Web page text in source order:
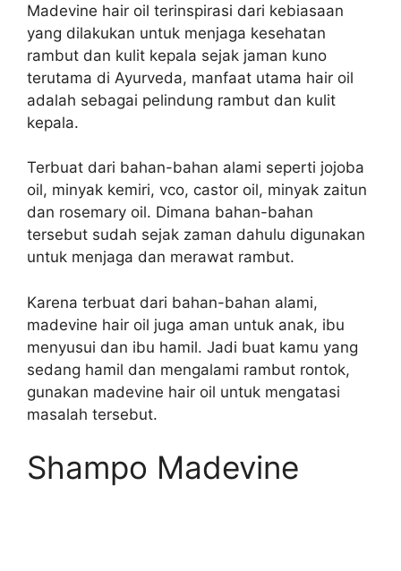
Madevine hair oil terinspirasi dari kebiasaan
yang dilakukan untuk menjaga kesehatan
rambut dan kulit kepala sejak jaman kuno
terutama di Ayurveda, manfaat utama hair oil
adalah sebagai pelindung rambut dan kulit
kepala.
Terbuat dari bahan-bahan alami seperti jojoba
oil, minyak kemiri, vco, castor oil, minyak zaitun
dan rosemary oil. Dimana bahan-bahan
tersebut sudah sejak zaman dahulu digunakan
untuk menjaga dan merawat rambut.
Karena terbuat dari bahan-bahan alami,
madevine hair oil juga aman untuk anak, ibu
menyusui dan ibu hamil. Jadi buat kamu yang
sedang hamil dan mengalami rambut rontok,
gunakan madevine hair oil untuk mengatasi
masalah tersebut.
Shampo Madevine